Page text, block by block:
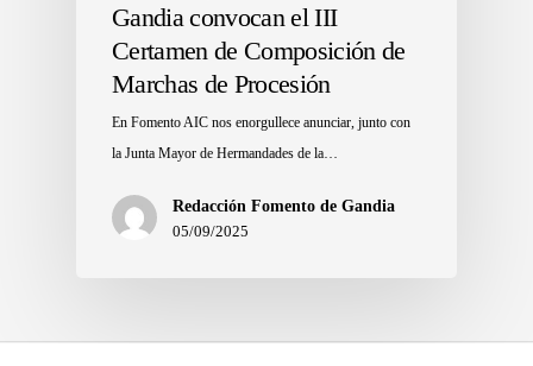
Gandia convocan el III
Certamen de Composición de
Marchas de Procesión
En Fomento AIC nos enorgullece anunciar, junto con
la Junta Mayor de Hermandades de la…
Redacción Fomento de Gandia
05/09/2025